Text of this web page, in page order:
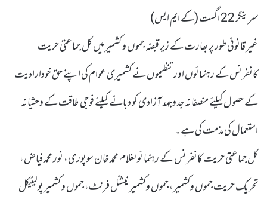
سرینگر 22 اگست (کے ایم ایس)
غیر قانونی طور پر بھارت کے زیر قبضہ جموں و کشمیر میں کل جماعتی حریت
کانفرنس کے رہنمائوں اورتنظیموں نے کشمیری عوام کی اپنے حق خودارادیت
کے حصول کیلئے منصفانہ جدوجہد آزادی کو دبانے کیلئے فوجی طاقت کے وحشیانہ
استعمال کی مذمت کی ہے۔
کل جماعتی حریت کانفرنس کے رہنما ئوںغلام محمد خان سوپوری، نور محمد فیاض،
تحریک حریت جموں وکشمیر، جموں وکشمیر نیشنل فرنٹ، جموں و کشمیر پولیٹیکل